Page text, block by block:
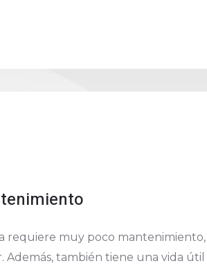
requiere muy poco
Además, también tiene una vida